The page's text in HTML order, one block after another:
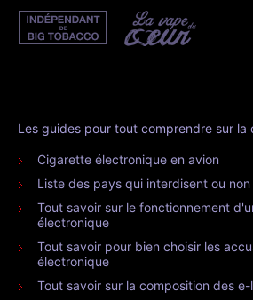
Les guides pour tout comprendre sur
Cigarette électronique en avion
Liste des pays qui interdisent ou
Tout savoir sur le fonctionnement
électronique
Tout savoir pour bien choisir les
électronique
Tout savoir sur la composition des